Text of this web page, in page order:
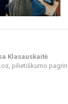
Klasauskaitė
pilietiškumo